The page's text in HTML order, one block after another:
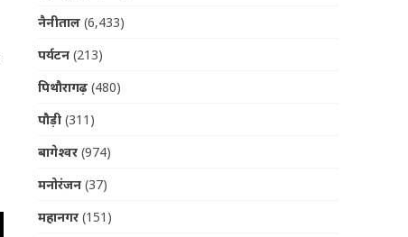
नैनीताल(6,433)
पर्यटन(213)
पिथौरागढ़(480)
पौड़ी(311)
बागेश्वर(974)
मनोरंजन(37)
महानगर(151)